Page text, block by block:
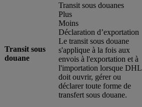
Transit sous
douane
Transit sous douanes
Plus
Moins
Déclaration d’exportation
Le transit sous douane
s'applique à la fois aux
envois à l'exportation et à
l'importation lorsque DHL
doit ouvrir, gérer ou
déclarer toute forme de
transfert sous douane.